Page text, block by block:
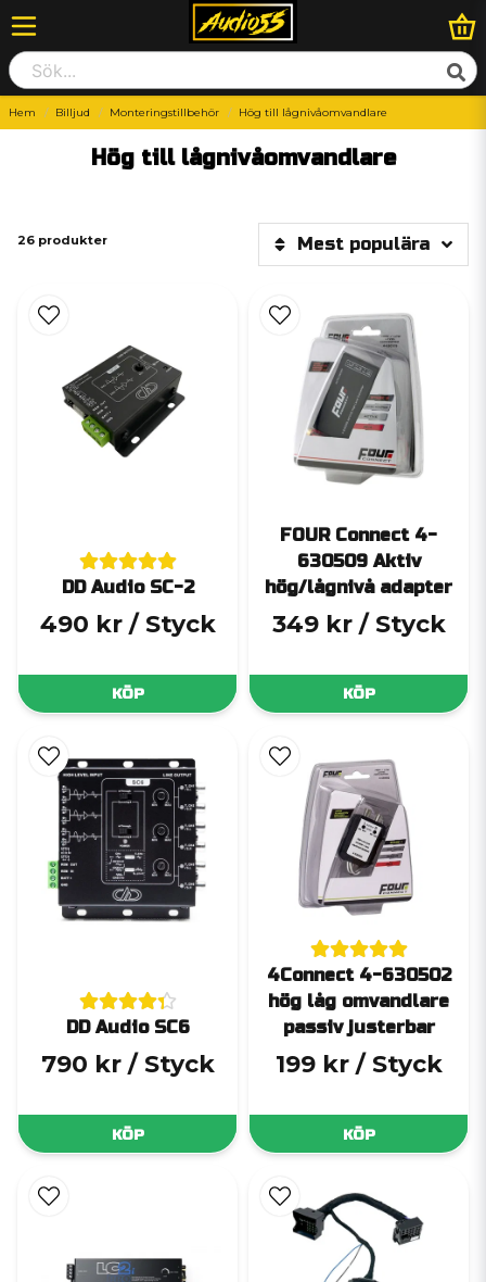
Hem Billjud Monteringstillbehör Hög till lågnivåomvandlare
Hög till lågnivåomvandlare
26 produkter Mest populära
DD Audio SC-2
490 kr / Styck
KÖP
FOUR Connect 4-
630509 Aktiv
hög/lågnivå adapter
349 kr / Styck
KÖP
DD Audio SC6
790 kr / Styck
KÖP
4Connect 4-630502
hög låg omvandlare
passiv justerbar
199 kr / Styck
KÖP